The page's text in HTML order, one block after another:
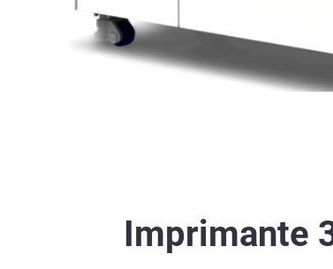
Imprimante